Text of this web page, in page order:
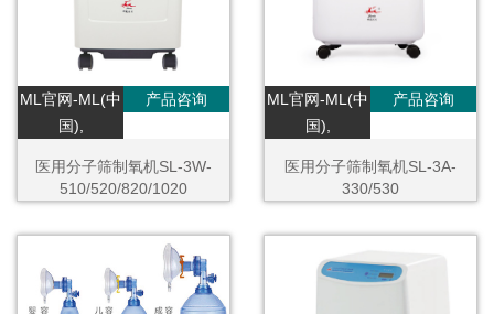
ML官网-ML(中
国),
产品咨询
医用分子筛制氧机SL-3W-
510/520/820/1020
ML官网-ML(中
国),
产品咨询
医用分子筛制氧机SL-3A-
330/530